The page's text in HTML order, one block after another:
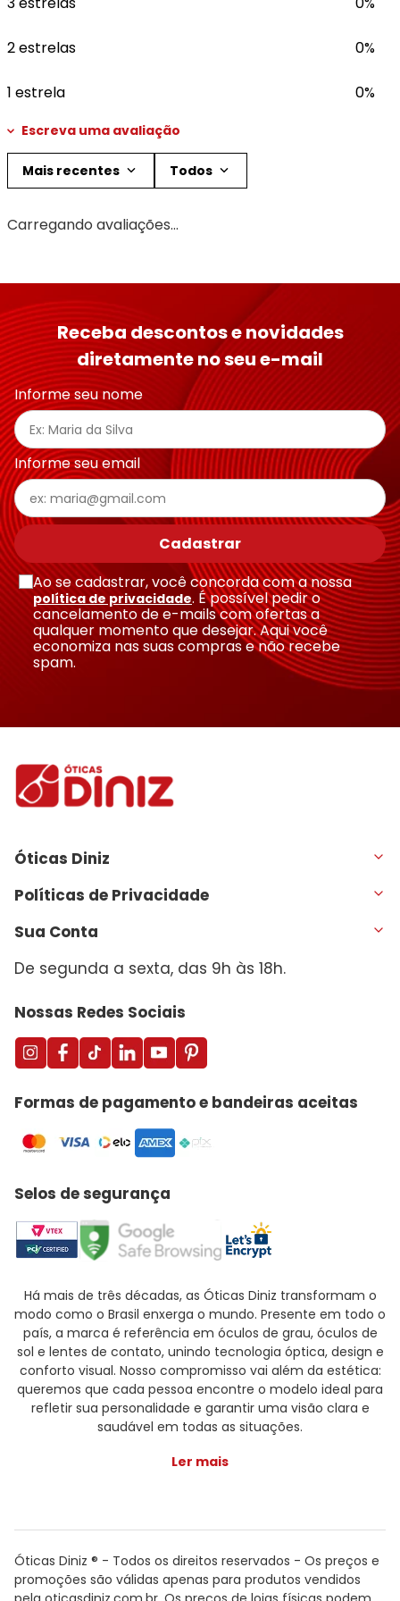
2 estrelas 0%
1 estrela 0%
Escreva uma avaliação
Título
Avalie o produto de 1 a 5 estrelas
★★★★★
Seu nome
Endereço de email
Escreva uma avaliação
Enviar avaliação
Mais recentes Todos
Carregando avaliações…
Receba descontos e novidades
diretamente no seu e-mail
Informe seu nome
Informe seu email
Cadastrar
Ao se cadastrar, você concorda com a nossa
política de privacidade. É possível pedir o
cancelamento de e-mails com ofertas a
qualquer momento que desejar. Aqui você
economiza nas suas compras e não recebe
spam.
Óticas Diniz
Políticas de Privacidade
Sua Conta
De segunda a sexta, das 9h às 18h.
Nossas Redes Sociais
Formas de pagamento e bandeiras aceitas
Selos de segurança
Há mais de três décadas, as Óticas Diniz transformam o
modo como o Brasil enxerga o mundo. Presente em todo o
país, a marca é referência em óculos de grau, óculos de
sol e lentes de contato, unindo tecnologia óptica, design e
conforto visual. Nosso compromisso vai além da estética:
queremos que cada pessoa encontre o modelo ideal para
refletir sua personalidade e garantir uma visão clara e
saudável em todas as situações.
Ler mais
Óticas Diniz ® - Todos os direitos reservados - Os preços e
promoções são válidas apenas para produtos vendidos